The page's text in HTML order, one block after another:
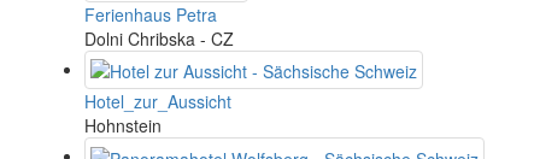
Ferienhaus Petra
Dolni Chribska - CZ
Hotel_zur_Aussicht
Hohnstein